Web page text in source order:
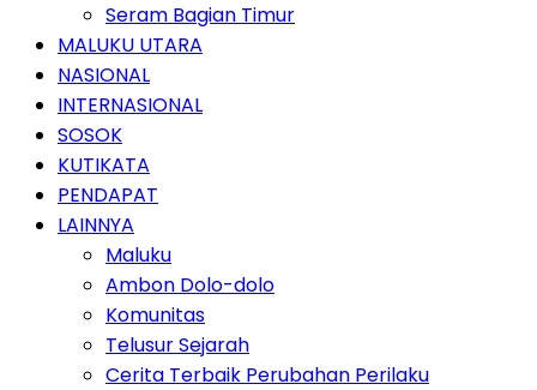
Seram Bagian Timur
MALUKU UTARA
NASIONAL
INTERNASIONAL
SOSOK
KUTIKATA
PENDAPAT
LAINNYA
Maluku
Ambon Dolo-dolo
Komunitas
Telusur Sejarah
Cerita Terbaik Perubahan Perilaku